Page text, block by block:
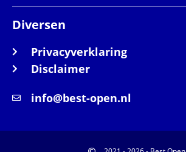
Diversen
Privacyverklaring
Disclaimer
info@best-open.nl